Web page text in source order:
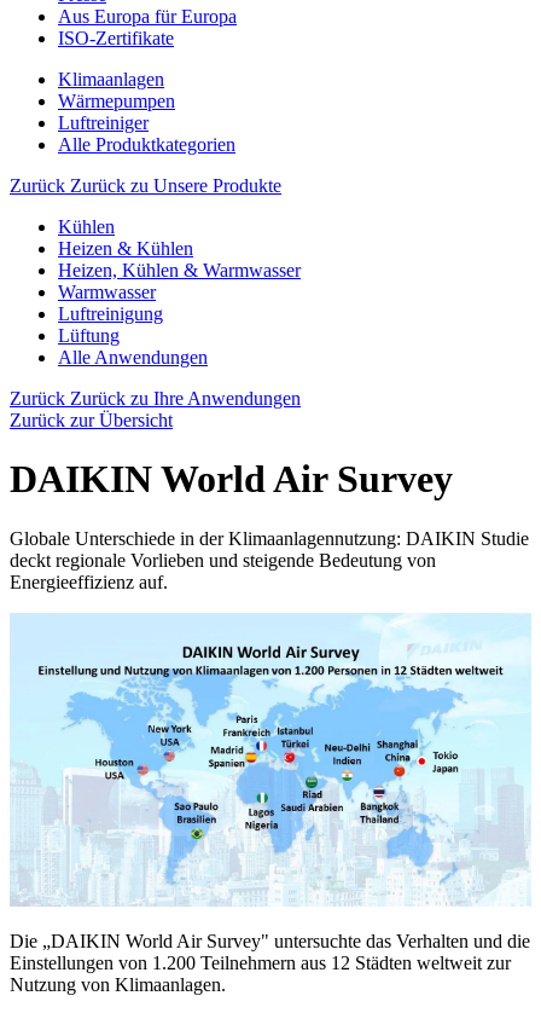
Aus Europa für Europa
ISO-Zertifikate
Klimaanlagen
Wärmepumpen
Luftreiniger
Alle Produktkategorien
Zurück Zurück zu Unsere Produkte
Kühlen
Heizen & Kühlen
Heizen, Kühlen & Warmwasser
Warmwasser
Luftreinigung
Lüftung
Alle Anwendungen
Zurück Zurück zu Ihre Anwendungen
Zurück zur Übersicht
DAIKIN World Air Survey
Globale Unterschiede in der Klimaanlagennutzung: DAIKIN Studie
deckt regionale Vorlieben und steigende Bedeutung von
Energieeffizienz auf.
Die „DAIKIN World Air Survey" untersuchte das Verhalten und die
Einstellungen von 1.200 Teilnehmern aus 12 Städten weltweit zur
Nutzung von Klimaanlagen.